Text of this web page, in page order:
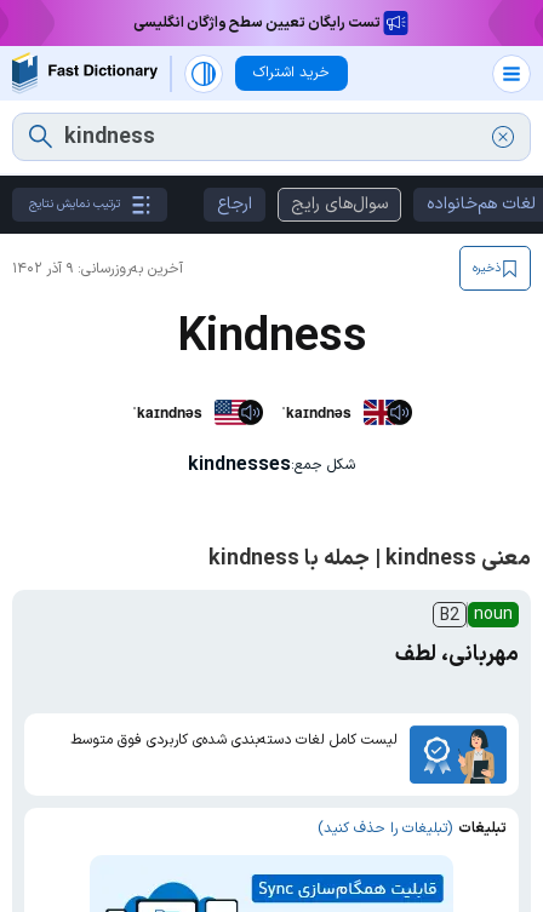
تست رایگان تعیین سطح واژگان انگلیسی
خرید اشتراک
لغات هم‌خانواده سوال‌های رایج ارجاع ترتیب نمایش نتایج
آخرین به‌روزرسانی: ۹ آذر ۱۴۰۲ ذخیره
Kindness
ˈkaɪndnəs ˈkaɪndnəs
شکل جمع:kindnesses
معنی kindness | جمله با kindness
noun
B2
مهربانی، لطف
لیست کامل لغات دسته‌بندی شده‌ی کاربردی فوق متوسط
تبلیغات (تبلیغات را حذف کنید)